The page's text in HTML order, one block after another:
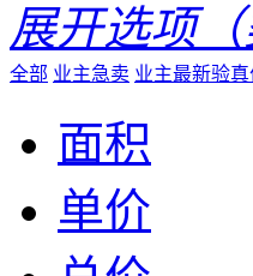
展开选项
全部 业主急卖 业主最新验真
面积
单价